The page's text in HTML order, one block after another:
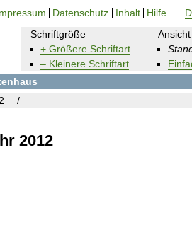
2012
Schriftgröße
+ Größere Schriftart
– Kleinere Schriftart
Ansicht
Datenschutz Inhalt Hilfe